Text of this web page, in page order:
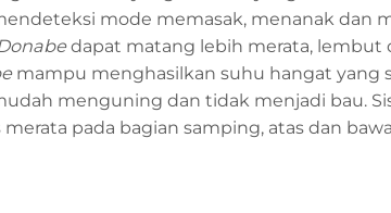
mode memasak, menanak dan
dapat matang lebih merata, lembut
mampu menghasilkan suhu hangat yang
menguning dan tidak menjadi bau.
pada bagian samping, atas dan